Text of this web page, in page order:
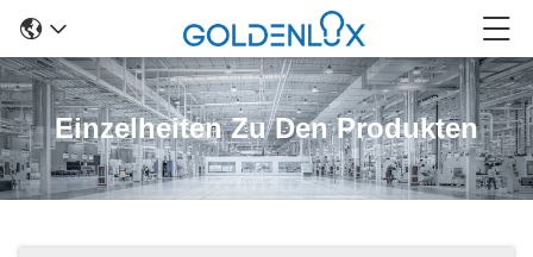
Einzelheiten Zu Den Produkten